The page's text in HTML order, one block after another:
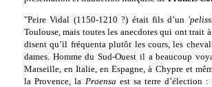
"Peire Vidal (1150-1210 ?) était fils d’un '
Toulouse, mais toutes les anecdotes qui ont trait
disent qu’il fréquenta plutôt les cours, les
dames. Homme du Sud-Ouest il a beaucoup
Marseille, en Italie, en Espagne, à Chypre et
la Provence, la Proensa est sa terre d’élection